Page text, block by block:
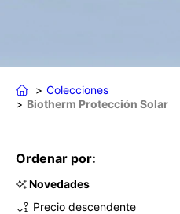
Colecciones
Biotherm Protección Solar
Ordenar por:
Novedades
Precio descendente